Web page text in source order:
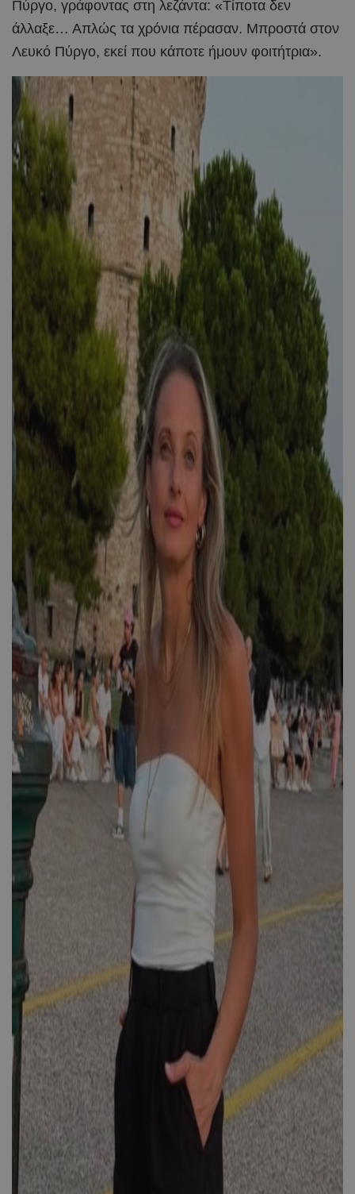
Πύργο, γράφοντας στη λεζάντα: «Τίποτα δεν
άλλαξε… Απλώς τα χρόνια πέρασαν. Μπροστά στον
Λευκό Πύργο, εκεί που κάποτε ήμουν φοιτήτρια».